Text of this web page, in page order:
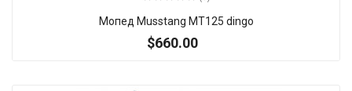
Мопед Musstang MT125 dingo
$660.00